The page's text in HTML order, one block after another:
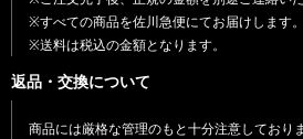
※すべての商品を佐川急便にてお届けします。
※送料は税込の金額となります。
返品・交換について
商品には厳格な管理のもと十分注意しており